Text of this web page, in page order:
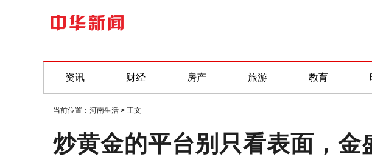
资讯 财经 房产 旅游 教育
当前位置： 河南生活 > 正文
炒黄金的平台别只看表面，